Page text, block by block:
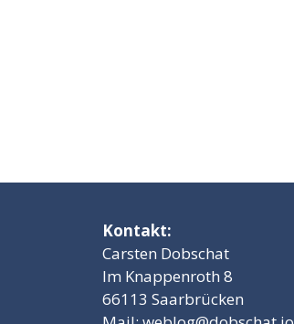
Kontakt:
Carsten Dobschat
Im Knappenroth 8
66113 Saarbrücken